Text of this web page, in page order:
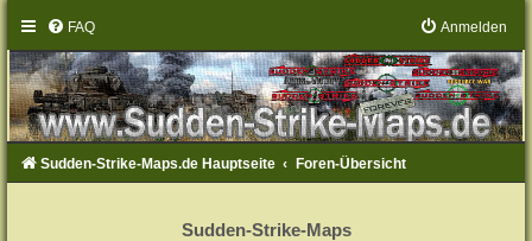
FAQ Anmelden
Sudden-Strike-Maps.de Hauptseite Foren-Übersicht
Sudden-Strike-Maps